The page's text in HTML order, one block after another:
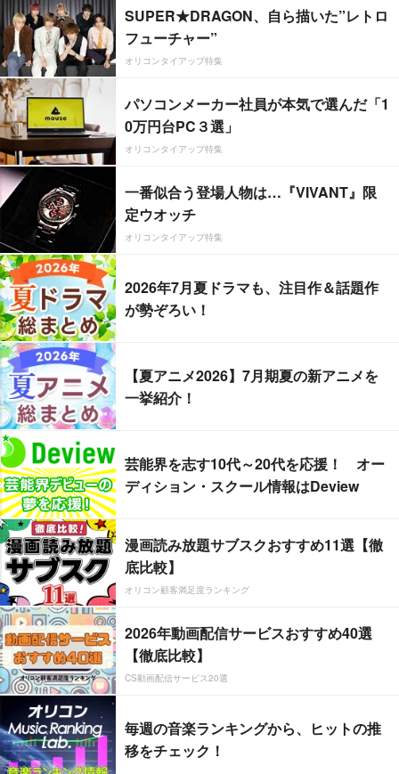
SUPER★DRAGON、自ら描いた”レトロ
フューチャー”
オリコンタイアップ特集
パソコンメーカー社員が本気で選んだ「1
0万円台PC３選」
オリコンタイアップ特集
一番似合う登場人物は…『VIVANT』限
定ウオッチ
オリコンタイアップ特集
2026年7月夏ドラマも、注目作＆話題作
が勢ぞろい！
【夏アニメ2026】7月期夏の新アニメを
一挙紹介！
芸能界を志す10代～20代を応援！ オー
ディション・スクール情報はDeview
漫画読み放題サブスクおすすめ11選【徹
底比較】
オリコン顧客満足度ランキング
2026年動画配信サービスおすすめ40選
【徹底比較】
CS動画配信サービス20選
毎週の音楽ランキングから、ヒットの推
移をチェック！